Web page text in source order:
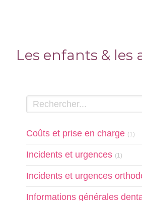
Les enfants & les
Rechercher
Coûts et prise en charge (1)
Incidents et urgences (1)
Incidents et urgences
Informations générales